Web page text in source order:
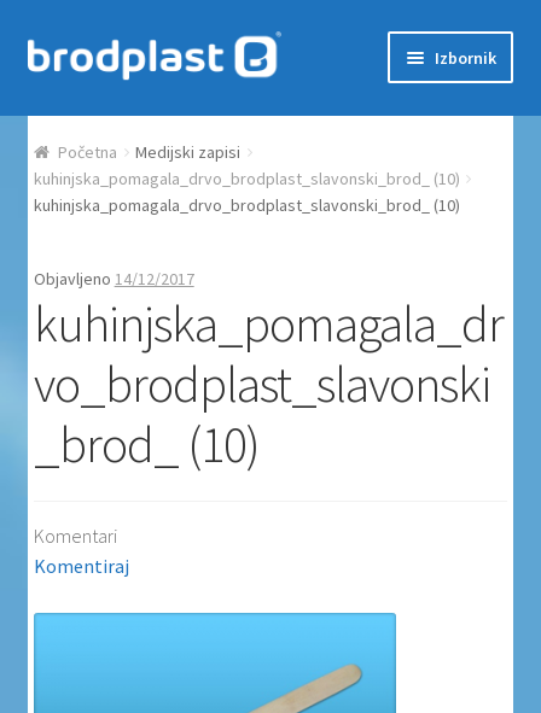
Preskoči na navigaciju
Skoči do sadržaja Izbornik
Početna
Auction Dashboard
Košarica
Moj račun
Naplata
Uvjeti poslovanja
Početna
Medijski zapisi
kuhinjska_pomagala_drvo_brodplast_slavonski_brod_ (10)
kuhinjska_pomagala_drvo_brodplast_slavonski_brod_ (10)
Objavljeno 14/12/2017
kuhinjska_pomagala_dr
vo_brodplast_slavonski
_brod_ (10)
Komentari
Komentiraj